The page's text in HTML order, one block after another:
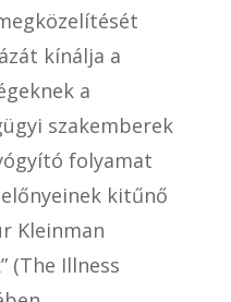
kínálja a
a
szakemberek
folyamat
kitűnő
Kleinman
(The Illness